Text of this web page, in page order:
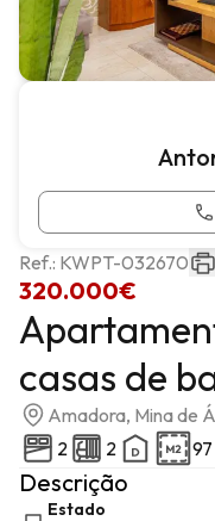
320.000€
Ref.: KWPT-032670
casas de
Amadora, Mina de
2
2 97
Descrição
Estado